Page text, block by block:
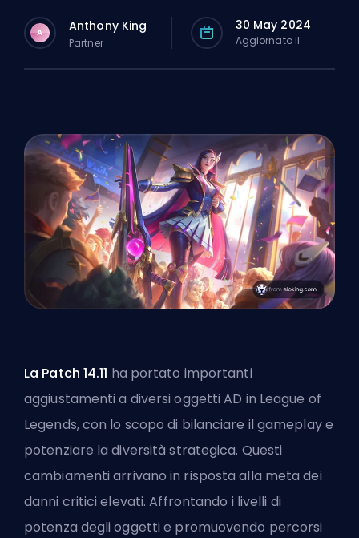
A Anthony King
Partner
30 May 2024
Aggiornato il
La Patch 14.11 ha portato importanti
aggiustamenti a diversi oggetti AD in League of
Legends, con lo scopo di bilanciare il gameplay e
potenziare la diversità strategica. Questi
cambiamenti arrivano in risposta alla meta dei
danni critici elevati. Affrontando i livelli di
potenza degli oggetti e promuovendo percorsi